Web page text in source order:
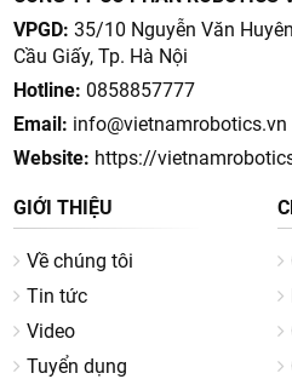
VPGD: 35/10 Nguyễn Văn
Cầu Giấy, Tp. Hà Nội
Hotline: 0858857777
Email: info@vietnamrobotics.vn
Website: https://
GIỚI THIỆU
Về chúng tôi
Tin tức
Video
Tuyển dụng